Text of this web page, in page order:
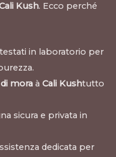
Kush. Ecco perché
in laboratorio per
moraà Cali Kushtutto
sicura e privata in
dedicata per